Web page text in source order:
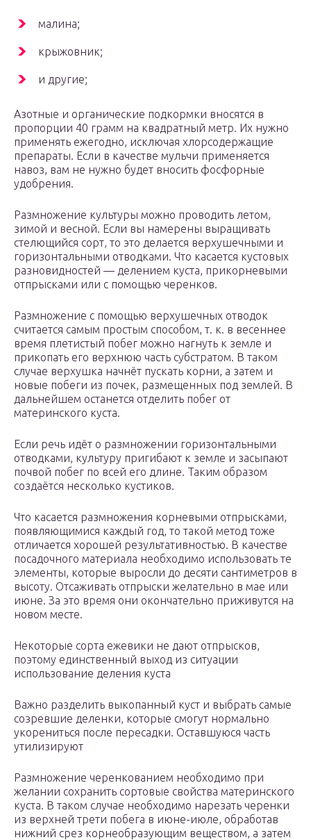
малина;
крыжовник;
и другие;
Азотные и органические подкормки вносятся в
пропорции 40 грамм на квадратный метр. Их нужно
применять ежегодно, исключая хлорсодержащие
препараты. Если в качестве мульчи применяется
навоз, вам не нужно будет вносить фосфорные
удобрения.
Размножение культуры можно проводить летом,
зимой и весной. Если вы намерены выращивать
стелющийся сорт, то это делается верхушечными и
горизонтальными отводками. Что касается кустовых
разновидностей — делением куста, прикорневыми
отпрысками или с помощью черенков.
Размножение с помощью верхушечных отводок
считается самым простым способом, т. к. в весеннее
время плетистый побег можно нагнуть к земле и
прикопать его верхнюю часть субстратом. В таком
случае верхушка начнёт пускать корни, а затем и
новые побеги из почек, размещенных под землей. В
дальнейшем останется отделить побег от
материнского куста.
Если речь идёт о размножении горизонтальными
отводками, культуру пригибают к земле и засыпают
почвой побег по всей его длине. Таким образом
создаётся несколько кустиков.
Что касается размножения корневыми отпрысками,
появляющимися каждый год, то такой метод тоже
отличается хорошей результативностью. В качестве
посадочного материала необходимо использовать те
элементы, которые выросли до десяти сантиметров в
высоту. Отсаживать отпрыски желательно в мае или
июне. За это время они окончательно приживутся на
новом месте.
Некоторые сорта ежевики не дают отпрысков,
поэтому единственный выход из ситуации
использование деления куста
Важно разделить выкопанный куст и выбрать самые
созревшие деленки, которые смогут нормально
укорениться после пересадки. Оставшуюся часть
утилизируют
Размножение черенкованием необходимо при
желании сохранить сортовые свойства материнского
куста. В таком случае необходимо нарезать черенки
из верхней трети побега в июне-июле, обработав
нижний срез корнеобразующим веществом, а затем